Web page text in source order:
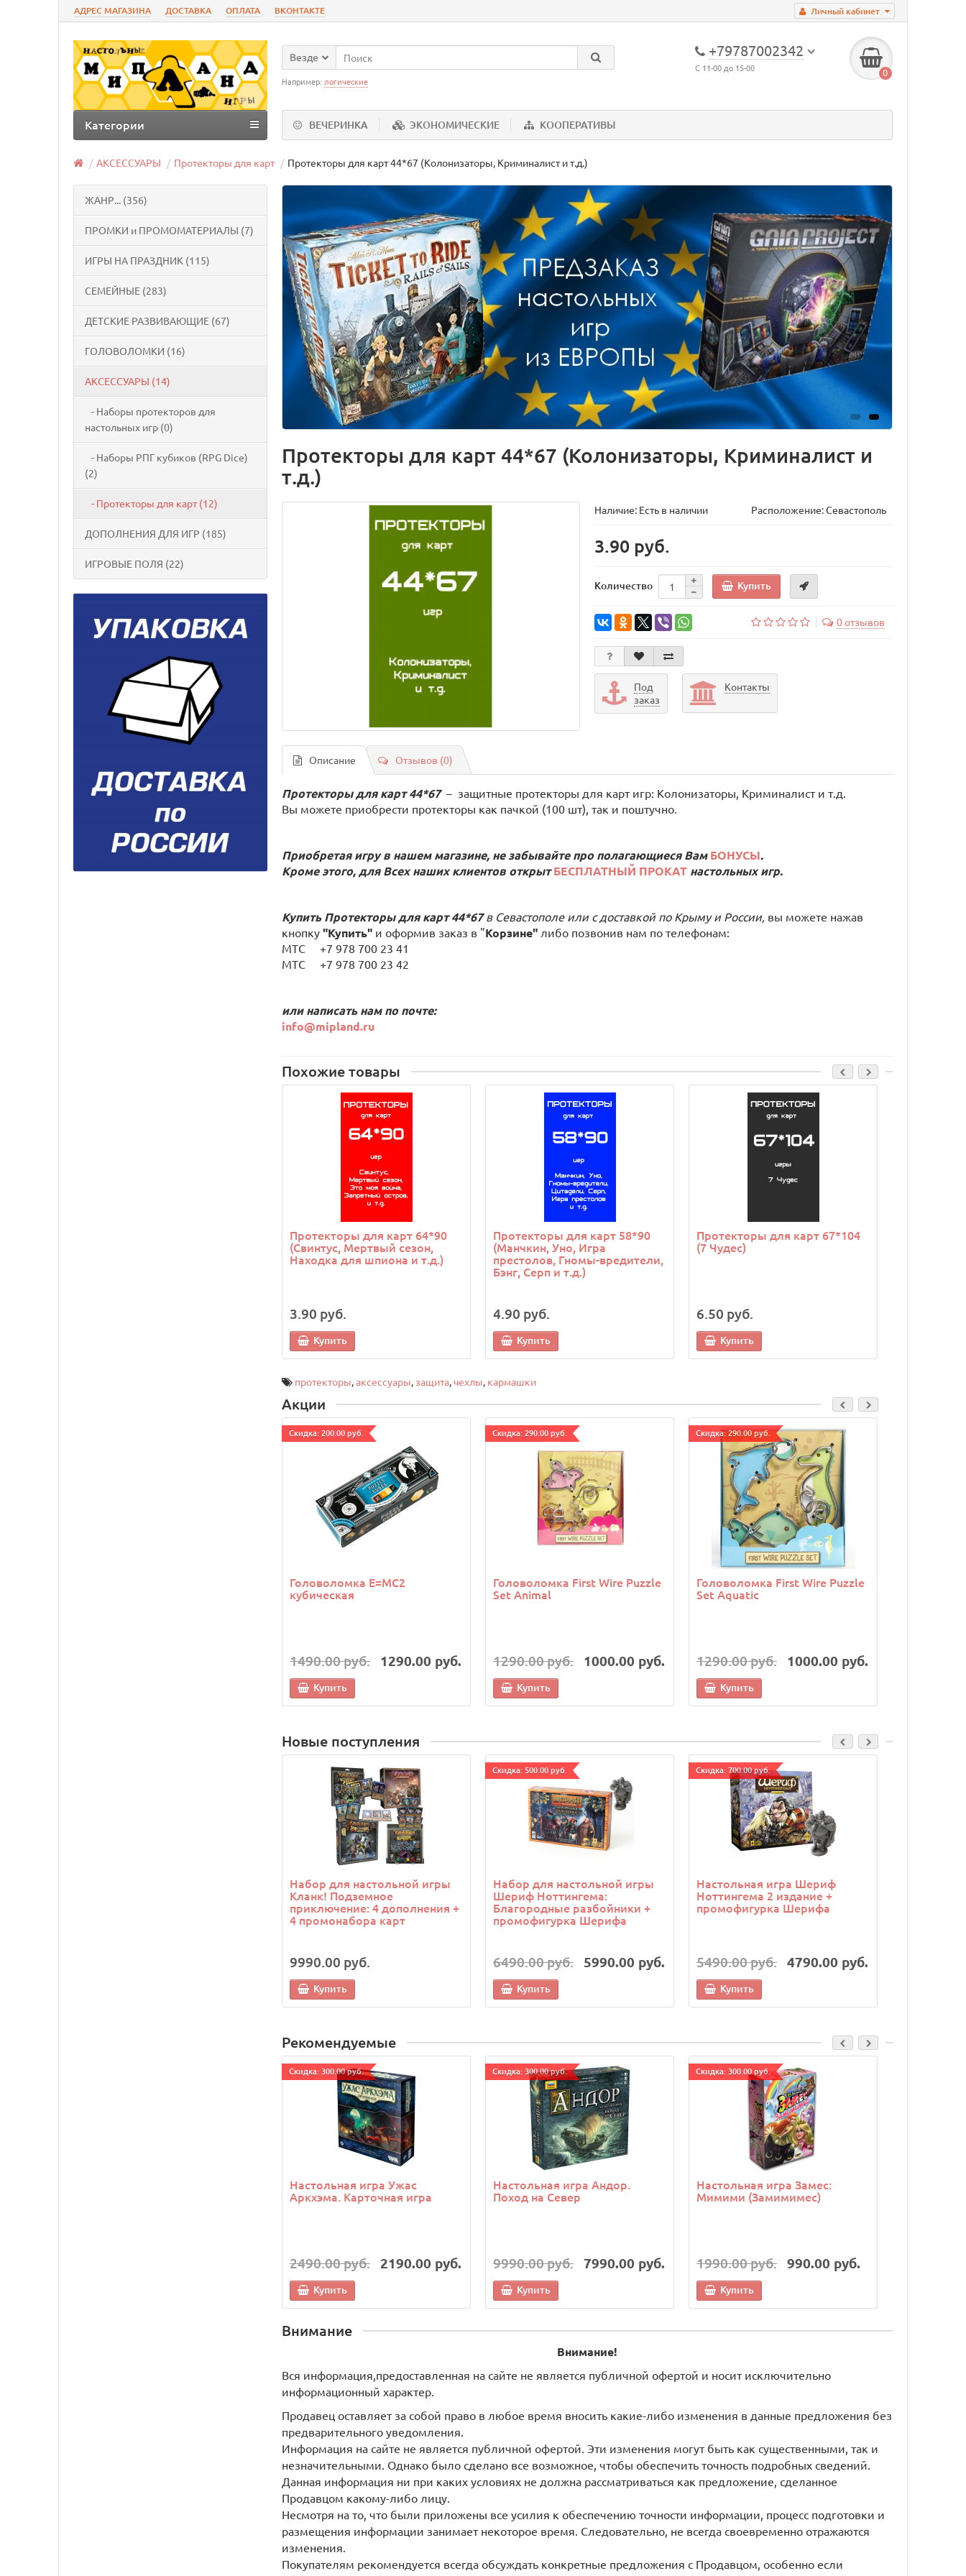
Личный кабинет
АДРЕС МАГАЗИНА ДОСТАВКА ОПЛАТА ВКОНТАКТЕ
+79787002342
С 11-00 до 15-00 0
Везде
Например: логические
ВЕЧЕРИНКА ЭКОНОМИЧЕСКИЕ КООПЕРАТИВЫ
Категории
АКСЕССУАРЫ Протекторы для карт Протекторы для карт 44*67 (Колонизаторы, Криминалист и т.д.)
ЖАНР... (356)
ПРОМКИ и ПРОМОМАТЕРИАЛЫ (7)
ИГРЫ НА ПРАЗДНИК (115)
СЕМЕЙНЫЕ (283)
ДЕТСКИЕ РАЗВИВАЮЩИЕ (67)
ГОЛОВОЛОМКИ (16)
АКСЕССУАРЫ (14)
- Наборы протекторов для
настольных игр (0)
- Наборы РПГ кубиков (RPG Dice)
(2)
- Протекторы для карт (12)
ДОПОЛНЕНИЯ ДЛЯ ИГР (185)
ИГРОВЫЕ ПОЛЯ (22)
Протекторы для карт 44*67 (Колонизаторы, Криминалист и
т.д.)
Наличие: Есть в наличии Расположение: Севастополь
3.90 руб.
Количество Купить
0 отзывов
Под
заказ
Контакты
Описание Отзывов (0)
Протекторы для карт 44*67 – защитные протекторы для карт игр: Колонизаторы, Криминалист и т.д.
Вы можете приобрести протекторы как пачкой (100 шт), так и поштучно.
Приобретая игру в нашем магазине, не забывайте про полагающиеся Вам БОНУСЫ.
Кроме этого, для Всех наших клиентов открыт БЕСПЛАТНЫЙ ПРОКАТ настольных игр.
Купить Протекторы для карт 44*67 в Севастополе или с доставкой по Крыму и России, вы можете нажав
кнопку "Купить" и оформив заказ в "Корзине" либо позвонив нам по телефонам:
МТС +7 978 700 23 41
МТС +7 978 700 23 42
или написать нам по почте:
info@mipland.ru
Похожие товары
Протекторы для карт 64*90
(Свинтус, Мертвый сезон,
Находка для шпиона и т.д.)
3.90 руб.
Купить
Протекторы для карт 58*90
(Манчкин, Уно, Игра
престолов, Гномы-вредители,
Бэнг, Серп и т.д.)
4.90 руб.
Купить
Протекторы для карт 67*104
(7 Чудес)
6.50 руб.
Купить
протекторы,аксессуары, защита,чехлы, кармашки
Акции
Cкидка: 200.00 руб.
Головоломка E=MC2
кубическая
1490.00 руб. 1290.00 руб.
Купить
Cкидка: 290.00 руб.
Головоломка First Wire Puzzle
Set Animal
1290.00 руб. 1000.00 руб.
Купить
Cкидка: 290.00 руб.
Головоломка First Wire Puzzle
Set Aquatic
1290.00 руб. 1000.00 руб.
Купить
Новые поступления
Набор для настольной игры
Кланк! Подземное
приключение: 4 дополнения +
4 промонабора карт
9990.00 руб.
Купить
Cкидка: 500.00 руб.
Набор для настольной игры
Шериф Ноттингема:
Благородные разбойники +
промофигурка Шерифа
6490.00 руб. 5990.00 руб.
Купить
Cкидка: 700.00 руб.
Настольная игра Шериф
Ноттингема 2 издание +
промофигурка Шерифа
5490.00 руб. 4790.00 руб.
Купить
Рекомендуемые
Cкидка: 300.00 руб.
Настольная игра Ужас
Аркхэма. Карточная игра
2490.00 руб. 2190.00 руб.
Купить
Cкидка: 300.00 руб.
Настольная игра Андор.
Поход на Север
9990.00 руб. 7990.00 руб.
Купить
Cкидка: 300.00 руб.
Настольная игра Замес:
Мимими (Замимимес)
1990.00 руб. 990.00 руб.
Купить
Внимание
Внимание!
Вся информация,предоставленная на сайте не является публичной офертой и носит исключительно
информационный характер.
Продавец оставляет за собой право в любое время вносить какие-либо изменения в данные предложения без
предварительного уведомления.
Информация на сайте не является публичной офертой. Эти изменения могут быть как существенными, так и
незначительными. Однако было сделано все возможное, чтобы обеспечить точность подробных сведений.
Данная информация ни при каких условиях не должна рассматриваться как предложение, сделанное
Продавцом какому-либо лицу.
Несмотря на то, что были приложены все усилия к обеспечению точности информации, процесс подготовки и
размещения информации занимает некоторое время. Следовательно, не всегда своевременно отражаются
изменения.
Покупателям рекомендуется всегда обсуждать конкретные предложения с Продавцом, особенно если